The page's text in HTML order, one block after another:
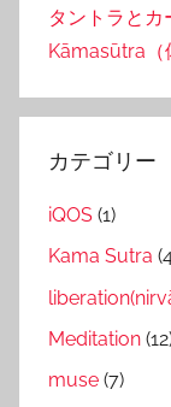
タントラとカ
Kāmasūtra（
カテゴリー
iQOS (1)
Kama Sutra
Meditation
muse (7)